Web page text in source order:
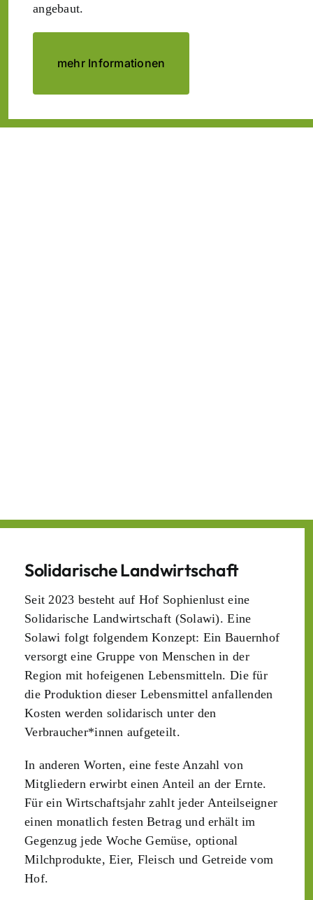
angebaut.
mehr Informationen
Solidarische Landwirtschaft
Seit 2023 besteht auf Hof Sophienlust eine
Solidarische Landwirtschaft (Solawi). Eine
Solawi folgt folgendem Konzept: Ein Bauern­hof
versorgt eine Gruppe von Menschen in der
Region mit hof­eigenen Lebens­mitteln. Die für
die Produktion dieser Lebens­mittel anfallenden
Kosten werden solidarisch unter den
Verbraucher*­innen aufgeteilt.
In anderen Worten, eine feste Anzahl von
Mitgliedern erwirbt einen Anteil an der Ernte.
Für ein Wirtschaftsjahr zahlt jeder Anteilseigner
einen monatlich festen Betrag und erhält im
Gegenzug jede Woche Gemüse, optional
Milchprodukte, Eier, Fleisch und Getreide vom
Hof.